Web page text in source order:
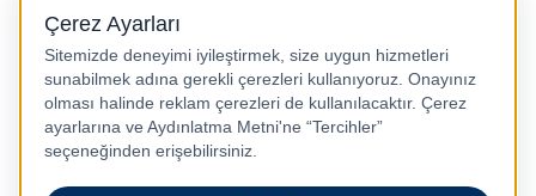
iPhone 15
iPhone 15 Plus
iPhone 15 Pro
iPhone 15 Pro Max
iPhone 14
iPhone 14 Plus
iPhone 14 Pro
iPhone 14 Pro Max
iPhone 13